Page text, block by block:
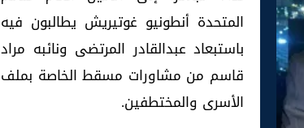
المتحدة أنطونيو غوتيريش يطالبون فيه
باستبعاد عبدالقادر المرتضى ونائبه مراد
قاسم من مشاورات مسقط الخاصة بملف
الأسرى والمختطفين.